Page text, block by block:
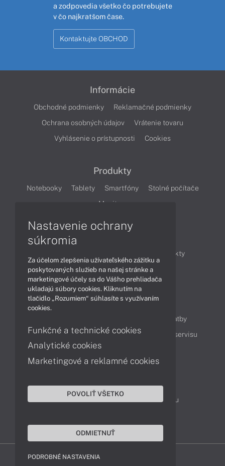
a zodpovedia všetko čo potrebujete
v čo najkratšom čase.
Kontaktujte OBCHOD
Informácie
Obchodné podmienky
Reklamačné podmienky
Ochrana osobných údajov
Vrátenie tovaru
Vyhlásenie o prístupnosti
Cookies
Produkty
Notebooky Tablety Smartfóny
Stolné počítače
Monitory
Produkty
Technológie
Videá
Obsah
Možnosti doručenia a platby
Podpora a servis
Servisné služby Cenník servisu
Kontakty
043 4224 771
Obchodné oddelenie
Reklamácia tovaru
Nastavenie ochrany
súkromia
Za účelom zlepšenia užívateľského zážitku a
poskytovaných služieb na našej stránke a
marketingové účely sa do Vášho prehliadača
ukladajú súbory cookies. Kliknutím na
tlačidlo „Rozumiem“ súhlasíte s využívaním
cookies.
Funkčné a technické cookies
Analytické cookies
Marketingové a reklamné cookies
POVOLIŤ VŠETKO
ODMIETNUŤ
PODROBNÉ NASTAVENIA